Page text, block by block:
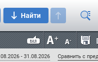
Найти
- 31.08.2026 Сравнить с
оценки условий
лиц в размере от
без образования
тысяч до